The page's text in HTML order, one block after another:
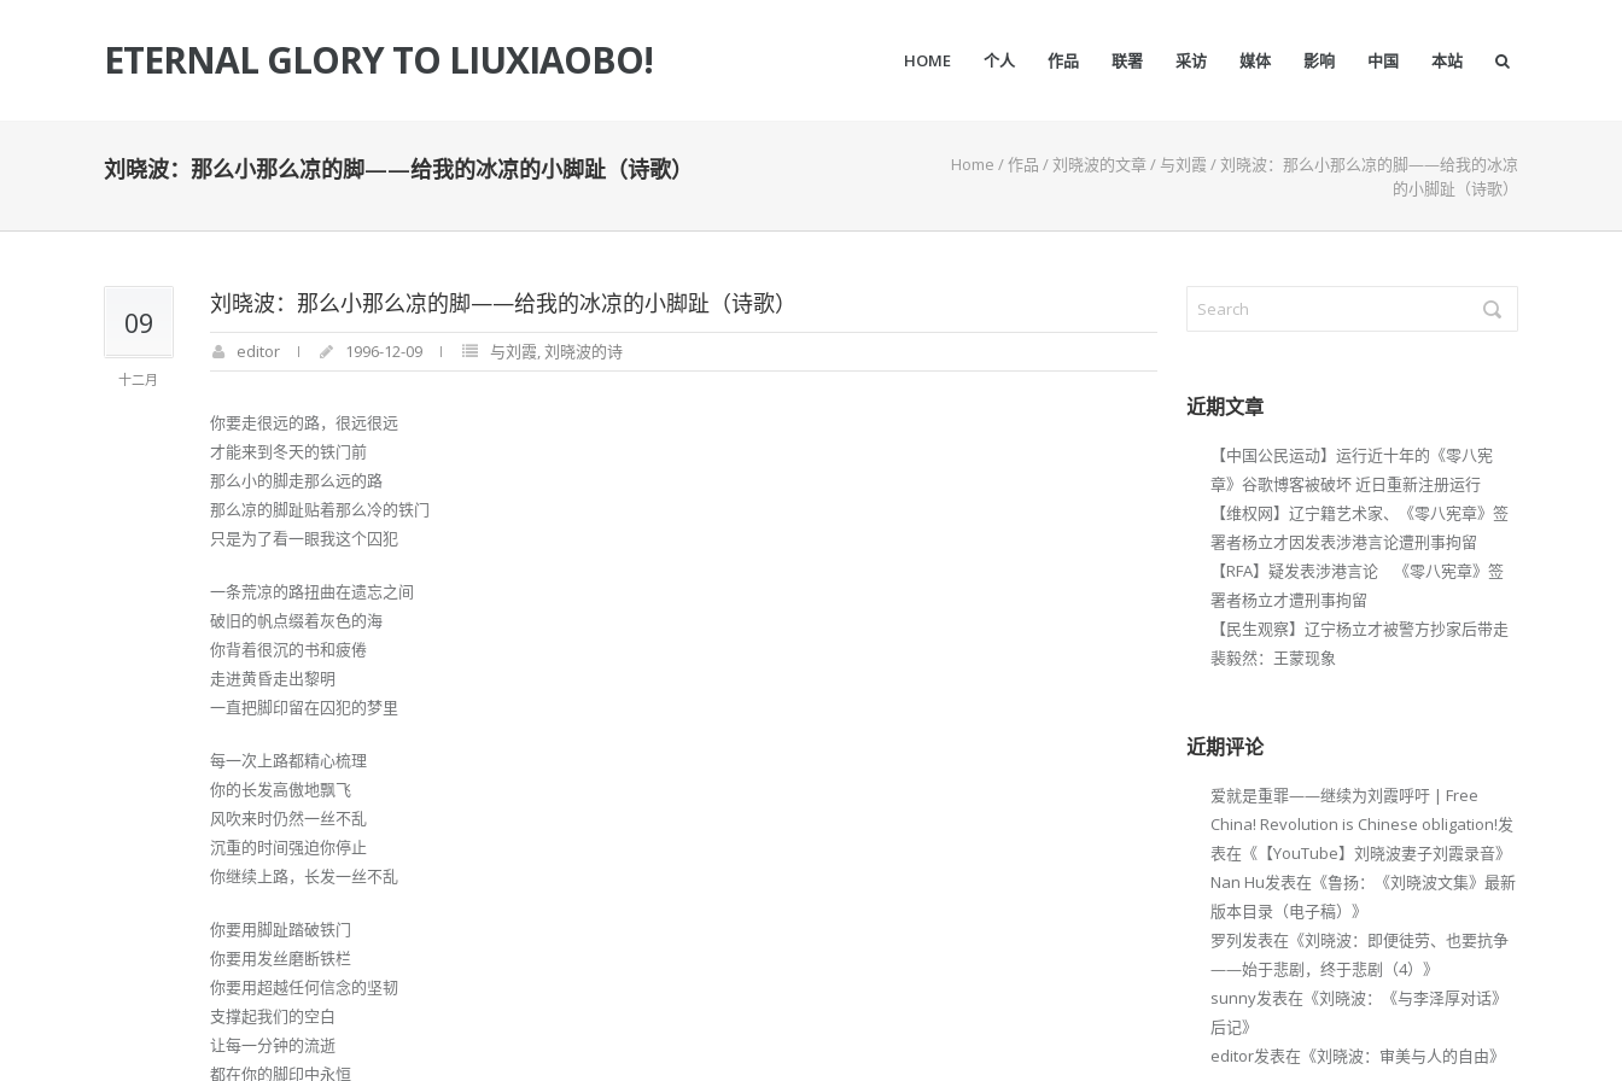
ETERNAL GLORY TO LIUXIAOBO! HOME 个人 作品 联署 采访 媒体 影响 中国 本站
刘晓波：那么小那么凉的脚——给我的冰凉的小脚趾（诗歌） Home /作品 /刘晓波的文章/ 与刘霞 /刘晓波：那么小那么凉的脚——给我的冰凉
的小脚趾（诗歌）
09
十二月
刘晓波：那么小那么凉的脚——给我的冰凉的小脚趾（诗歌）
editor 1996-12-09 与刘霞,刘晓波的诗
你要走很远的路，很远很远
才能来到冬天的铁门前
那么小的脚走那么远的路
那么凉的脚趾贴着那么冷的铁门
只是为了看一眼我这个囚犯
一条荒凉的路扭曲在遗忘之间
破旧的帆点缀着灰色的海
你背着很沉的书和疲倦
走进黄昏走出黎明
一直把脚印留在囚犯的梦里
每一次上路都精心梳理
你的长发高傲地飘飞
风吹来时仍然一丝不乱
沉重的时间强迫你停止
你继续上路，长发一丝不乱
你要用脚趾踏破铁门
你要用发丝磨断铁栏
你要用超越任何信念的坚韧
支撑起我们的空白
让每一分钟的流逝
都在你的脚印中永恒
近期文章
【中国公民运动】运行近十年的《零八宪
章》谷歌博客被破坏 近日重新注册运行
【维权网】辽宁籍艺术家、《零八宪章》签
署者杨立才因发表涉港言论遭刑事拘留
【RFA】疑发表涉港言论 《零八宪章》签
署者杨立才遭刑事拘留
【民生观察】辽宁杨立才被警方抄家后带走
裴毅然：王蒙现象
近期评论
爱就是重罪——继续为刘霞呼吁 | Free
China! Revolution is Chinese obligation!发
表在《【YouTube】刘晓波妻子刘霞录音》
Nan Hu发表在《鲁扬：《刘晓波文集》最新
版本目录（电子稿） 》
罗列发表在《刘晓波：即便徒劳、也要抗争
——始于悲剧，终于悲剧（4） 》
sunny发表在《刘晓波：《与李泽厚对话》
后记》
editor发表在《刘晓波：审美与人的自由》